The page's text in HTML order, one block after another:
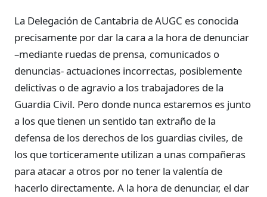
La Delegación de Cantabria de AUGC es conocida
precisamente por dar la cara a la hora de denunciar
–mediante ruedas de prensa, comunicados o
denuncias- actuaciones incorrectas, posiblemente
delictivas o de agravio a los trabajadores de la
Guardia Civil. Pero donde nunca estaremos es junto
a los que tienen un sentido tan extraño de la
defensa de los derechos de los guardias civiles, de
los que torticeramente utilizan a unas compañeras
para atacar a otros por no tener la valentía de
hacerlo directamente. A la hora de denunciar, el dar